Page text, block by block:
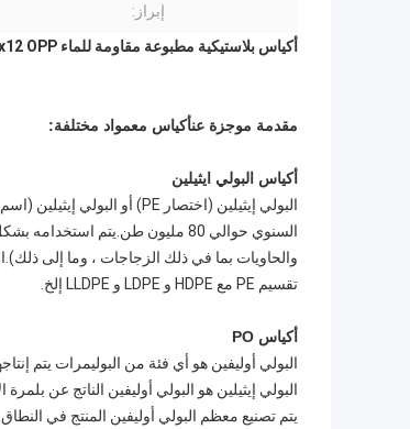
إبراز:
أكياس بلاستيكية مطبوعة مقاومة للماء 9x12 OPP تصميم شعار مخصص Ziplock وإغلاق سلسلة لاصقة
مقدمة موجزة عنأكياس معمواد مختلفة:
أكياس البولي ايثيلين
السنوي حوالي 80 مليون طن.يتم
تقسيم PE مع HDPE و LDPE و LLDPE إلخ.
أكياس PO
البولي إيثيلين هو البولي أوليفين الناتج عن
يتم تصنيع معظم البولي أوليفين المنتج في